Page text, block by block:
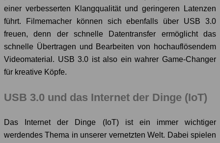
einer verbesserten Klangqualität und geringeren Latenzen
führt. Filmemacher können sich ebenfalls über USB 3.0
freuen, denn der schnelle Datentransfer ermöglicht das
schnelle Übertragen und Bearbeiten von hochauflösendem
Videomaterial. USB 3.0 ist also ein wahrer Game-Changer
für kreative Köpfe.
USB 3.0 und das Internet der Dinge (IoT)
Das Internet der Dinge (IoT) ist ein immer wichtiger
werdendes Thema in unserer vernetzten Welt. Dabei spielen